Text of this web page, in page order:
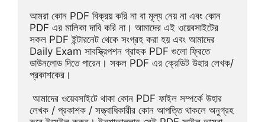
আমরা কোন PDF বিক্রয় করি না বা মূল্য নেয় না এবং কোন
PDF এর মালিকা দাবি করি না। আমাদের এই ওয়েবসাইটের
সকল PDF ইন্টারনেট থেকে সংগ্রহ করা হয় এবং আমাদের
Daily Exam সাবস্ক্রিপশন গ্রাহক PDF গুলো ফ্রিতে
ডাউনলোড দিতে পারেন। সকল PDF এর ক্রেডিট উহার লেখক/
প্রকাশকের।
লেখক / প্রকাশক / সত্ত্বাধিকারীর কোন আপত্তি থাকলে অনুগ্রহ